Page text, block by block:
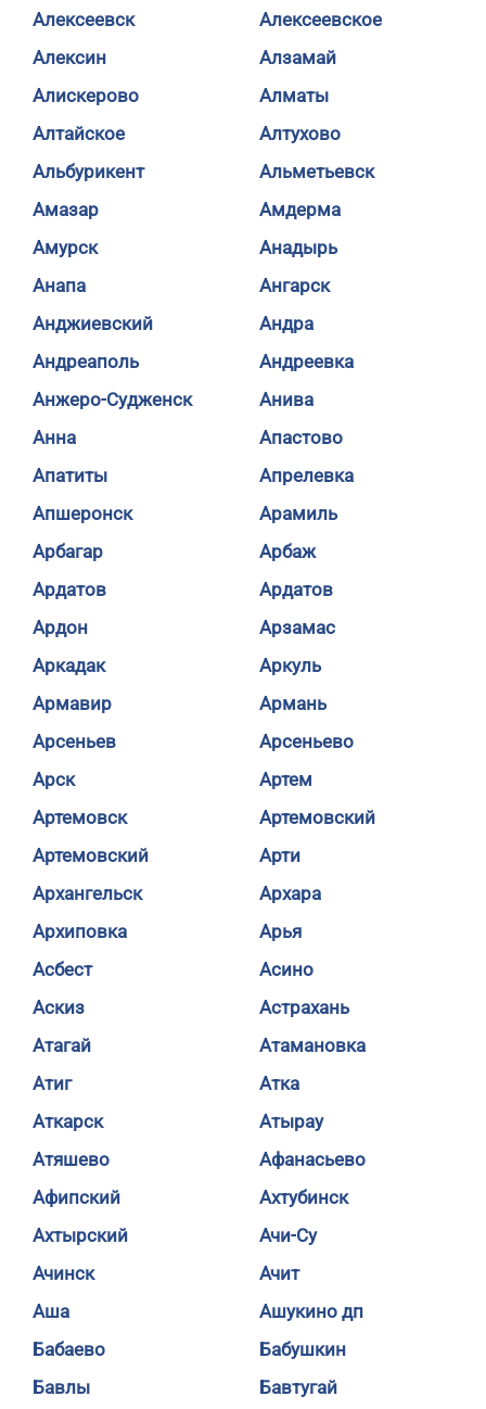
Алексеевск
Алексеевское
Алексин
Алзамай
Алискерово
Алматы
Алтайское
Алтухово
Альбурикент
Альметьевск
Амазар
Амдерма
Амурск
Анадырь
Анапа
Ангарск
Анджиевский
Андра
Андреаполь
Андреевка
Анжеро-Судженск
Анива
Анна
Апастово
Апатиты
Апрелевка
Апшеронск
Арамиль
Арбагар
Арбаж
Ардатов
Ардатов
Ардон
Арзамас
Аркадак
Аркуль
Армавир
Армань
Арсеньев
Арсеньево
Арск
Артем
Артемовск
Артемовский
Артемовский
Арти
Архангельск
Архара
Архиповка
Арья
Асбест
Асино
Аскиз
Астрахань
Атагай
Атамановка
Атиг
Атка
Аткарск
Атырау
Атяшево
Афанасьево
Афипский
Ахтубинск
Ахтырский
Ачи-Су
Ачинск
Ачит
Аша
Ашукино дп
Бабаево
Бабушкин
Бавлы
Бавтугай